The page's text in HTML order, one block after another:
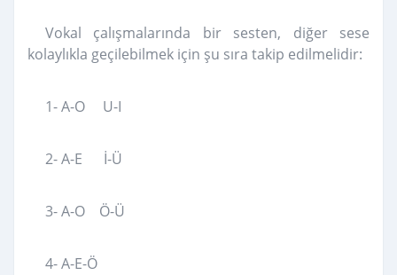
Vokal çalışmalarında bir sesten, diğer sese
kolaylıkla geçilebilmek için şu sıra takip edilmelidir:
1- A-O U-I
2- A-E İ-Ü
3- A-O Ö-Ü
4- A-E-Ö